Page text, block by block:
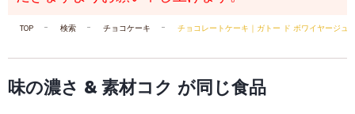
TOP 検索 チョコケーキ チョコレートケーキ｜ガトー ド ボワイヤージュ
味の濃さ & 素材コク が同じ食品